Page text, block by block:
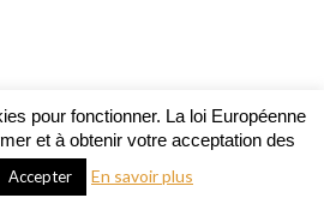
pour fonctionner. La loi Européenne
et à obtenir votre acceptation des
Accepter En savoir plus